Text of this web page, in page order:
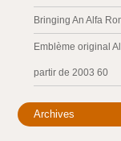
Bringing An Alfa
Emblème original
partir de 2003 60
Archives